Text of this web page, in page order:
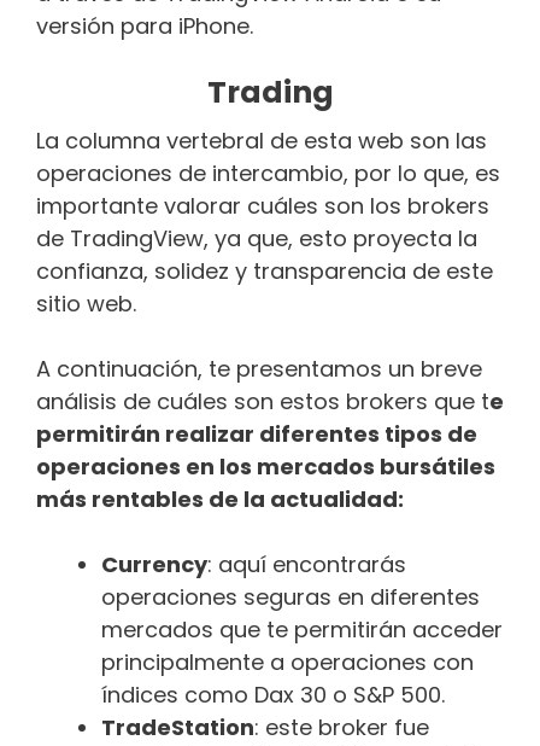
versión para iPhone.
Trading
La columna vertebral de esta web son las
operaciones de intercambio, por lo que, es
importante valorar cuáles son los brokers
de TradingView, ya que, esto proyecta la
confianza, solidez y transparencia de este
sitio web.
A continuación, te presentamos un breve
análisis de cuáles son estos brokers que te
permitirán realizar diferentes tipos de
operaciones en los mercados bursátiles
más rentables de la actualidad:
Currency: aquí encontrarás
operaciones seguras en diferentes
mercados que te permitirán acceder
principalmente a operaciones con
índices como Dax 30 o S&P 500.
TradeStation: este broker fue